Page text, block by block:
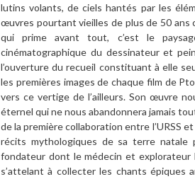
lutins volants, de ciels hantés par les
œuvres pourtant vieilles de plus de 50 ans
qui prime avant tout, c’est le
cinématographique du dessinateur et
l’ouverture du recueil constituant à elle
les premières images de chaque film de
vers ce vertige de l’ailleurs. Son œuvre
éternel qui ne nous abandonnera jamais
de la première collaboration entre l’URSS
récits mythologiques de sa terre natale
fondateur dont le médecin et explorateur
s’attelant à collecter les chants épiques